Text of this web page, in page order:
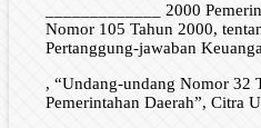
_____________ 2000
Nomor 105 Tahun 2000,
Pertanggung-jawaban
, “Undang-undang Nomor 32
Pemerintahan Daerah”, Citra